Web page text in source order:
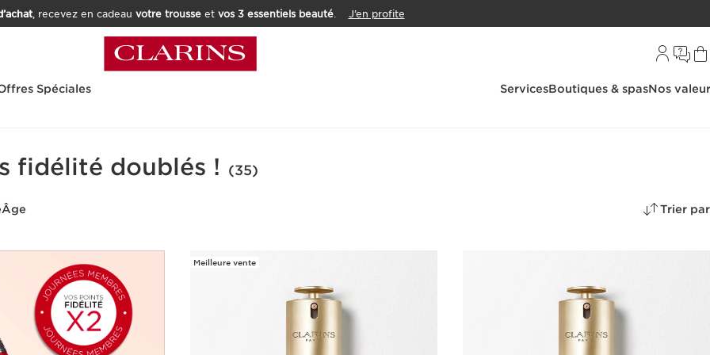
, recevez en cadeau votre trousseet vos 3 essentiels beauté. J’en profite
Spéciales ServicesBoutiques & spasNos
fidélité doublés ! (35)
Âge Trier par
Meilleure vente